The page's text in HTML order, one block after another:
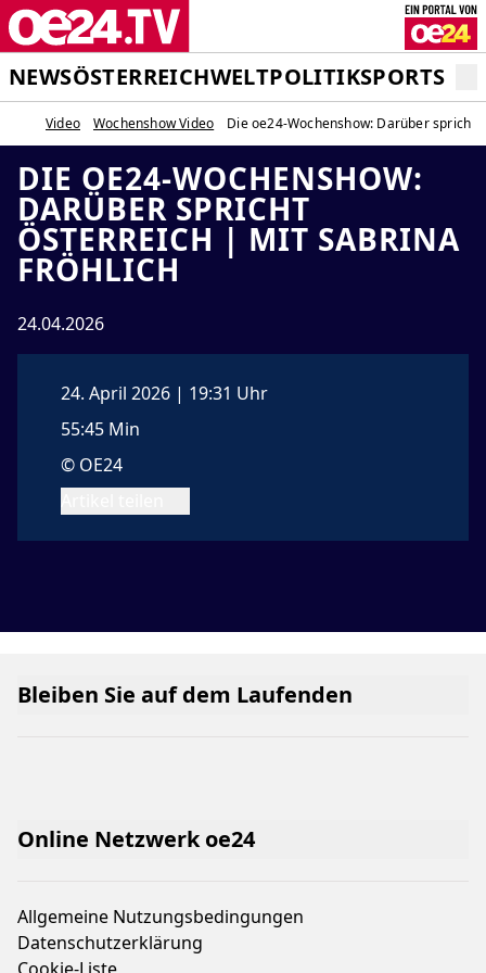
NEWSÖSTERREICHWELTPOLITIKSPORT
Video Wochenshow Video Die oe24-Wochenshow: Darüber
DIE OE24-WOCHENSHOW:
DARÜBER SPRICHT
ÖSTERREICH | MIT SABRINA
FRÖHLICH
24.04.2026
24. April 2026 | 19:31 Uhr
55:45 Min
© OE24
Online Netzwerk oe24
Allgemeine Nutzungsbedingungen
Datenschutzerklärung
Bleiben Sie auf dem Laufenden